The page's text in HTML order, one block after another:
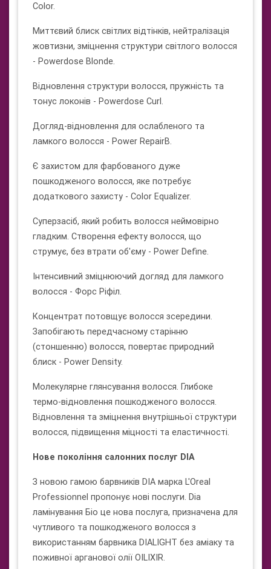
Color.
Миттєвий блиск світлих відтінків, нейтралізація
жовтизни, зміцнення структури світлого волосся
- Powerdose Blonde.
Відновлення структури волосся, пружність та
тонус локонів - Powerdose Curl.
Догляд-відновлення для ослабленого та
ламкого волосся - Power RepairB.
Є захистом для фарбованого дуже
пошкодженого волосся, яке потребує
додаткового захисту - Color Equalizer.
Суперзасіб, який робить волосся неймовірно
гладким. Створення ефекту волосся, що
струмує, без втрати об'єму - Power Define.
Інтенсивний зміцнюючий догляд для ламкого
волосся - Форс Ріфіл.
Концентрат потовщує волосся зсередини.
Запобігають передчасному старінню
(стоншенню) волосся, повертає природний
блиск - Power Density.
Молекулярне глянсування волосся. Глибоке
термо-відновлення пошкодженого волосся.
Відновлення та зміцнення внутрішньої структури
волосся, підвищення міцності та еластичності.
Нове покоління салонних послуг DIA
З новою гамою барвників DIA марка L'Oreal
Professionnel пропонує нові послуги. Dia
ламінування Біо це нова послуга, призначена для
чутливого та пошкодженого волосся з
використанням барвника DIALIGHT без аміаку та
поживної арганової олії OILIXIR.